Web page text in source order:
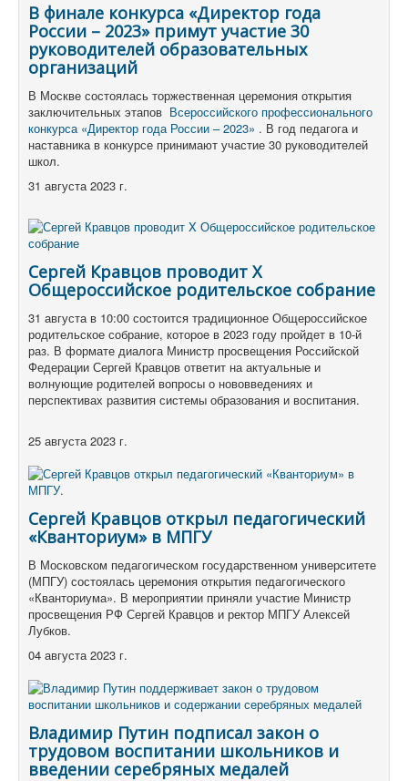
В финале конкурса «Директор года
России – 2023» примут участие 30
руководителей образовательных
организаций
В Москве состоялась торжественная церемония открытия
заключительных этапов Всероссийского профессионального
конкурса «Директор года России – 2023» . В год педагога и
наставника в конкурсе принимают участие 30 руководителей
школ.
31 августа 2023 г.
Сергей Кравцов проводит X
Общероссийское родительское собрание
31 августа в 10:00 состоится традиционное Общероссийское
родительское собрание, которое в 2023 году пройдет в 10-й
раз. В формате диалога Министр просвещения Российской
Федерации Сергей Кравцов ответит на актуальные и
волнующие родителей вопросы о нововведениях и
перспективах развития системы образования и воспитания.
25 августа 2023 г.
Сергей Кравцов открыл педагогический
«Кванториум» в МПГУ
В Московском педагогическом государственном университете
(МПГУ) состоялась церемония открытия педагогического
«Кванториума». В мероприятии приняли участие Министр
просвещения РФ Сергей Кравцов и ректор МПГУ Алексей
Лубков.
04 августа 2023 г.
Владимир Путин подписал закон о
трудовом воспитании школьников и
введении серебряных медалей